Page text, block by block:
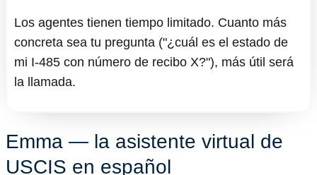
Los agentes tienen tiempo limitado. Cuanto más
concreta sea tu pregunta ("¿cuál es el estado de
mi I-485 con número de recibo X?"), más útil será
la llamada.
Emma — la asistente virtual de
USCIS en español